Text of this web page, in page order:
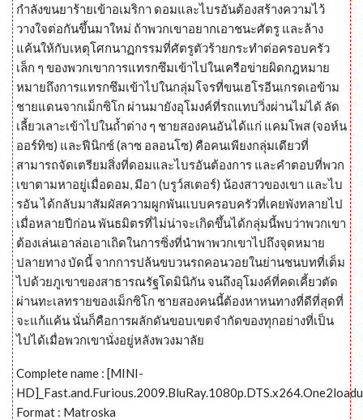
กำลังขนยาร้ายเข้าอเมริกา ดอมและไบรอันต้องสร้างความไว้
วางใจต่อกันขึ้นมาใหม่ ถ้าพวกเขาอยากเอาชนะศัตรู และล้าง
แค้นให้กับเหตุโศกนาฏกรรมที่ศัตรูตัวร้ายกระทำต่อครอบครัว
เล็ก ๆ ของพวกเขาการแทรกซึมเข้าไปในเครือข่ายผิดกฎหมาย
หมายถึงการแทรกซึมเข้าไปในกลุ่มโจรที่ขนเฮโรอีนเกรดเอข้าม
ชายแดนจากเม็กซิโก ผ่านมายังอุโมงค์ที่รถแทบวิ่งผ่านไม่ได้ ลัด
เลี้ยวเลาะเข้าไปในถ้ำต่าง ๆ ชายสองคนอันได้แก่ แคมโพส (จอห์น
ออร์ทิซ) และฟีนิกซ์ (ลาซ อลอนโซ) คือคนเพียงกลุ่มเดียวที่
สามารถจัดเตรียมสิ่งที่ดอมและไบรอันต้องการ และคำตอบที่พวก
เขาตามหาอยู่เมื่อดอม, มีอา (บรูว์สเตอร์) น้องสาวของเขา และไบ
รอัน ได้กลับมาสัมผัสความผูกพันแบบครอบครัวที่เคยพังทลายไป
เมื่อหลายปีก่อน พันธมิตรที่ไม่น่าจะเกิดขึ้นได้กลุ่มนี้พบว่าพวกเขา
ต้องเล่นเอาล่อเอาเถิดในการซิ่งที่นำพาพวกเขาไปถึงจุดหมาย
ปลายทาง บัดนี้ จากการปล้นขบวนรถคอนวอยในย่านชนบทที่เต็ม
ไปด้วยภูเขาของสาธารณรัฐโดมินิกัน จนถึงอุโมงค์ที่คดเคี้ยวตัด
ผ่านทะเลทรายของเม็กซิโก ชายสองคนนี้ต้องหาหนทางที่ดีที่สุดที่
จะแก้แค้น นั่นก็คือการผลักดันขอบเขตจำกัดของทุกอย่างที่เป็น
ไปได้เมื่อพวกเขานั่งอยู่หลังพวงมาลัย
Complete name : [MINI-
Format : Matroska